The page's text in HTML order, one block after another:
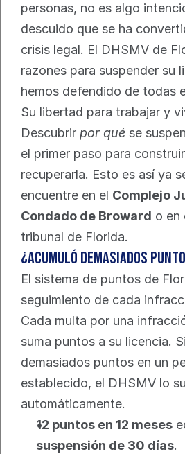
personas, no es algo
descuido que se ha
crisis legal. El DHSMV de
razones para suspender su
hemos defendido de todas
Su libertad para trabajar y
Descubrir por qué se
el primer paso para
recuperarla. Esto es así ya
encuentre en el Complejo
Condado de Broward o en
tribunal de Florida.
¿Acumuló demasiados
El sistema de puntos de
seguimiento de cada
Cada multa por una
suma puntos a su licencia.
demasiados puntos en un
establecido, el DHSMV lo
automáticamente.
12 puntos en 12 meses
suspensión de 30 días.